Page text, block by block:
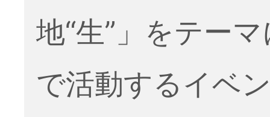
地“生”」をテー
で活動するイベ